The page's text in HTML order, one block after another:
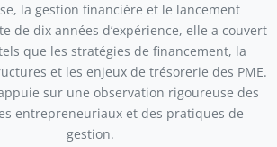
la gestion financière et le lancement
de dix années d’expérience, elle a couvert
que les stratégies de financement, la
et les enjeux de trésorerie des PME.
sur une observation rigoureuse des
entrepreneuriaux et des pratiques de
gestion.